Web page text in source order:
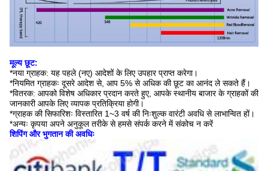
मूल्य छूट:
*नया ग्राहक: यह पहले (नए) आदेशों के लिए उपहार प्राप्त करेगा।
*नियमित ग्राहकः दूसरे आदेश से, आप 5% से अधिक की छूट का आनंद ले सकते हैं।
*वितरक: आपको विशेष अधिकार प्रदान करते हुए, आपके स्थानीय बाजार के ग्राहकों की
जानकारी आपके लिए व्यापक प्रतिक्रिया होगी।
*ग्राहक की सिफारिशः विस्तारित 1~3 वर्ष की निःशुल्क वारंटी अवधि से लाभान्वित हों।
*अन्यः कृपया अपने अनुकूल तरीके से हमसे संपर्क करने में संकोच न करें
शिपिंग और भुगतान की अवधिः